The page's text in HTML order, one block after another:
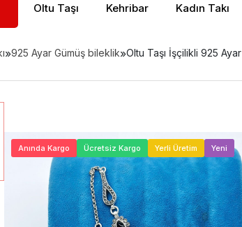
Oltu Taşı Kehribar Kadın Takı
»925 Ayar Gümüş bileklik»Oltu Taşı İşçilikli 925
Anında Kargo Ücretsiz Kargo Yerli Üretim Yeni